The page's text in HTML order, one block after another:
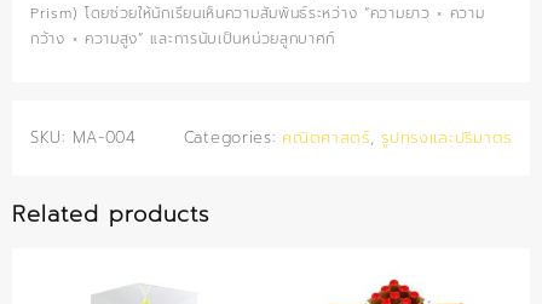
Prism) โดยช่วยให้นักเรียนเห็นความสัมพันธ์ระหว่าง “ความยาว × ความ
กว้าง × ความสูง” และการนับเป็นหน่วยลูกบาศก์
SKU: MA-004 Categories: คณิตศาสตร์,รูปทรงและปริมาตร
Related products